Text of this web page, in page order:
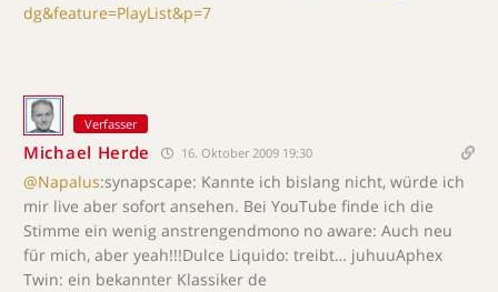
dg&feature=PlayList&p=7
Verfasser
Michael Herde 16. Oktober 2009 19:30
@Napalus:synapscape: Kannte ich bislang nicht, würde ich
mir live aber sofort ansehen. Bei YouTube finde ich die
Stimme ein wenig anstrengendmono no aware: Auch neu
für mich, aber yeah!!!Dulce Liquido: treibt… juhuuAphex
Twin: ein bekannter Klassiker de